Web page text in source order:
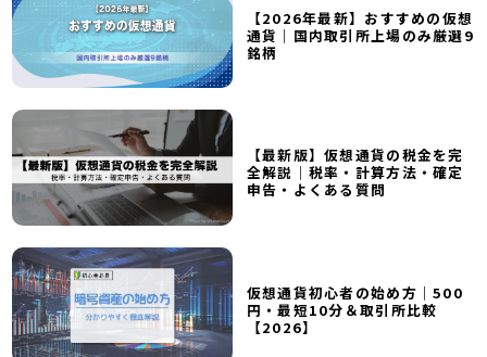
【2026年最新】おすすめの仮想
通貨｜国内取引所上場のみ厳選9
銘柄
【最新版】仮想通貨の税金を完
全解説｜税率・計算方法・確定
申告・よくある質問
仮想通貨初心者の始め方｜500
円・最短10分＆取引所比較
【2026】